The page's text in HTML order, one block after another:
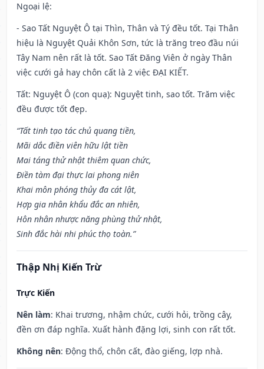
Ngoại lệ:
- Sao Tất Nguyệt Ô tại Thìn, Thân và Tý đều tốt. Tại Thân
hiệu là Nguyệt Quải Khôn Sơn, tức là trăng treo đầu núi
Tây Nam nên rất là tốt. Sao Tất Đăng Viên ở ngày Thân
việc cưới gả hay chôn cất là 2 việc ĐẠI KIẾT.
Tất: Nguyệt Ô (con quạ): Nguyệt tinh, sao tốt. Trăm việc
đều được tốt đẹp.
“Tất tinh tạo tác chủ quang tiền,
Mãi dắc điền viên hữu lật tiền
Mai táng thử nhật thiêm quan chức,
Điền tàm đại thực lai phong niên
Khai môn phóng thủy đa cát lật,
Hợp gia nhân khẩu đắc an nhiên,
Hôn nhân nhược năng phùng thử nhật,
Sinh đắc hài nhi phúc thọ toàn.”
Thập Nhị Kiến Trừ
Trực Kiến
Nên làm: Khai trương, nhậm chức, cưới hỏi, trồng cây,
đền ơn đáp nghĩa. Xuất hành đặng lợi, sinh con rất tốt.
Không nên: Động thổ, chôn cất, đào giếng, lợp nhà.